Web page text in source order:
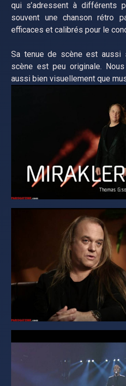
qui s’adressent à différents
souvent une chanson rétro
efficaces et calibrés pour le
Sa tenue de scène est aussi
scène est peu originale.
aussi bien visuellement que